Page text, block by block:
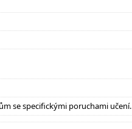
se specifickými poruchami učení.